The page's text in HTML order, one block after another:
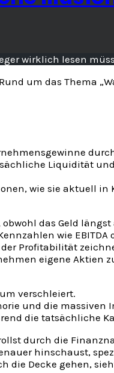
um das Thema
Liquidität
wie sie aktuell
das Geld
wie
Profitabilität
eigene Aktien
verschleiert.
und die
die tatsächliche
durch die
hinschaust,
die Decke gehen,